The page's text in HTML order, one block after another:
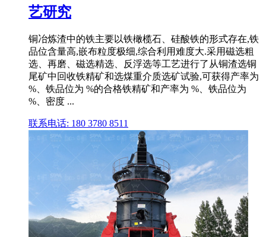
艺研究
铜冶炼渣中的铁主要以铁橄榄石、硅酸铁的形式存在,铁
品位含量高,嵌布粒度极细,综合利用难度大.采用磁选粗
选、再磨、磁选精选、反浮选等工艺进行了从铜渣选铜
尾矿中回收铁精矿和选煤重介质选矿试验,可获得产率为
%、铁品位为 %的合格铁精矿和产率为 %、铁品位为
%、密度 ...
联系电话: 180 3780 8511